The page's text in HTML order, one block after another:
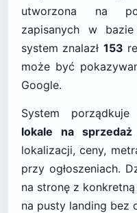
utworzona na
zapisanych w bazie
system znalazł 153
może być
Google.
System
lokale na
lokalizacji, ceny,
przy ogłoszeniach.
na stronę z
na pusty landing bez